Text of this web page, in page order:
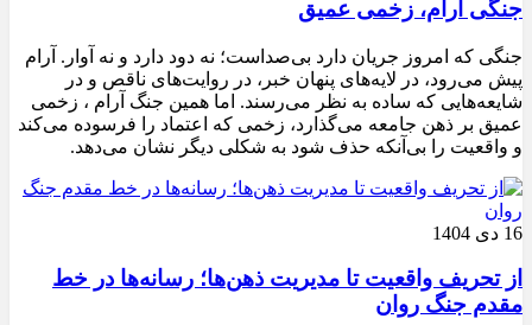
جنگی آرام، زخمی عمیق
جنگی که امروز جریان دارد بی‌صداست؛ نه دود دارد و نه آوار. آرام
پیش می‌رود، در لایه‌های پنهان خبر، در روایت‌های ناقص و در
شایعه‌هایی که ساده به نظر می‌رسند. اما همین جنگ آرام ، زخمی
عمیق بر ذهن جامعه می‌گذارد، زخمی که اعتماد را فرسوده می‌کند
و واقعیت را بی‌آنکه حذف شود به شکلی دیگر نشان می‌دهد.
16 دی 1404
از تحریف واقعیت تا مدیریت ذهن‌ها؛ رسانه‌ها در خط
مقدم جنگ روان